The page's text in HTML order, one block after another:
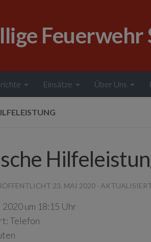
Feuerwehr
Einsätze Über Uns
23. MAI 2020 ·
um 18:15 Uhr
Telefon